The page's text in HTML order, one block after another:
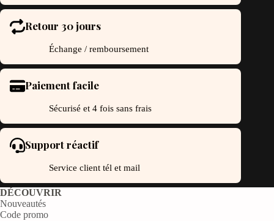
Retour 30 jours
Échange / remboursement
Paiement facile
Sécurisé et 4 fois sans frais
Support réactif
Service client tél et mail
DÉCOUVRIR
Nouveautés
Code promo